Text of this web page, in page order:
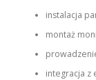
instalacja
montaż
integracja z